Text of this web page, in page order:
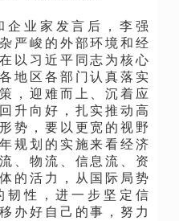
企业家发言后，李强
严峻的外部环境和经
以习近平同志为核心
地区各部门认真落实
，迎难而上、沉着应
升向好，扎实推动高
势，要以更宽的视野
规划的实施来看经济
、物流、信息流、资
的活力，从国际局势
韧性，进一步坚定信
办好自己的事，努力